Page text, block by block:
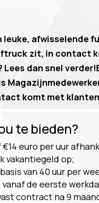
leuke, afwisselende
zit, in contact
dan snel
komt met
te bieden?
euro per uur
vakantiegeld op;
van 40 uur per
de eerste
contract na 9